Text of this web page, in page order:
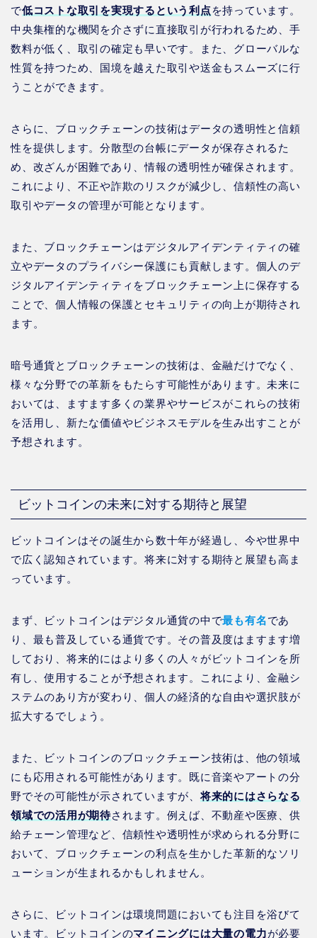
で低コストな取引を実現するという利点を持っています。
中央集権的な機関を介さずに直接取引が行われるため、手
数料が低く、取引の確定も早いです。また、グローバルな
性質を持つため、国境を越えた取引や送金もスムーズに行
うことができます。
さらに、ブロックチェーンの技術はデータの透明性と信頼
性を提供します。分散型の台帳にデータが保存されるた
め、改ざんが困難であり、情報の透明性が確保されます。
これにより、不正や詐欺のリスクが減少し、信頼性の高い
取引やデータの管理が可能となります。
また、ブロックチェーンはデジタルアイデンティティの確
立やデータのプライバシー保護にも貢献します。個人のデ
ジタルアイデンティティをブロックチェーン上に保存する
ことで、個人情報の保護とセキュリティの向上が期待され
ます。
暗号通貨とブロックチェーンの技術は、金融だけでなく、
様々な分野での革新をもたらす可能性があります。未来に
おいては、ますます多くの業界やサービスがこれらの技術
を活用し、新たな価値やビジネスモデルを生み出すことが
予想されます。
ビットコインの未来に対する期待と展望
ビットコインはその誕生から数十年が経過し、今や世界中
で広く認知されています。将来に対する期待と展望も高ま
っています。
まず、ビットコインはデジタル通貨の中で最も有名であ
り、最も普及している通貨です。その普及度はますます増
しており、将来的にはより多くの人々がビットコインを所
有し、使用することが予想されます。これにより、金融シ
ステムのあり方が変わり、個人の経済的な自由や選択肢が
拡大するでしょう。
また、ビットコインのブロックチェーン技術は、他の領域
にも応用される可能性があります。既に音楽やアートの分
野でその可能性が示されていますが、将来的にはさらなる
領域での活用が期待されます。例えば、不動産や医療、供
給チェーン管理など、信頼性や透明性が求められる分野に
おいて、ブロックチェーンの利点を生かした革新的なソリ
ューションが生まれるかもしれません。
さらに、ビットコインは環境問題においても注目を浴びて
います。ビットコインのマイニングには大量の電力が必要